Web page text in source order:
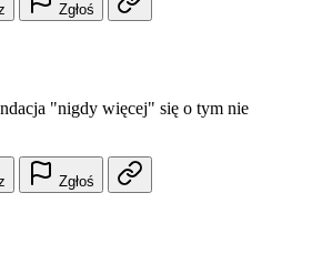
Zgłoś
"nigdy więcej" się o tym nie
Zgłoś